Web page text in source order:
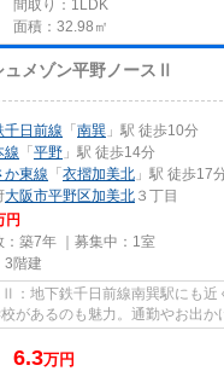
間取り：1LDK
面積：32.98㎡
ュメゾン平野ノースⅡ
千日前線 「南巽 」駅 徒歩10分
線 「平野 」駅 徒歩14分
か東線 「衣摺加美北 」駅 徒歩17
大阪市平野区加美北 ３丁目
円
：築7年 ｜募集中： 1室
3階建
：地下鉄千日前線南巽駅にも近
があるのも魅力。通勤やお出か
の...
6.3万円